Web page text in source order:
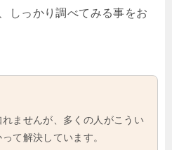
しっかり調べてみる事をお
ませんが、多くの人がこうい
て解決しています。